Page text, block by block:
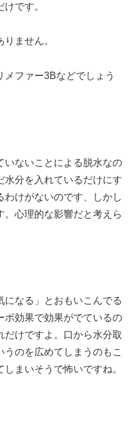
です。
ません。
ファー3Bなどでしょう
いないことによる脱水なの
水分を入れているだけにす
わけがないのです、しかし
。心理的な影響だと考えら
なる」とおもいこんでる
ボ効果で効果がでているの
だけですよ。口から水分取
のを広めてしまうのもこ
まいそうで怖いですね。